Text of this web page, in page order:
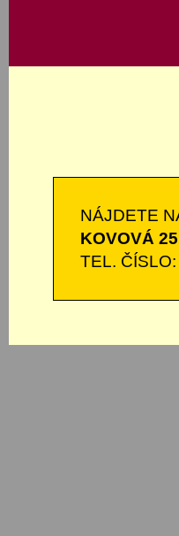
NÁJDETE
KOVOVÁ
TEL.